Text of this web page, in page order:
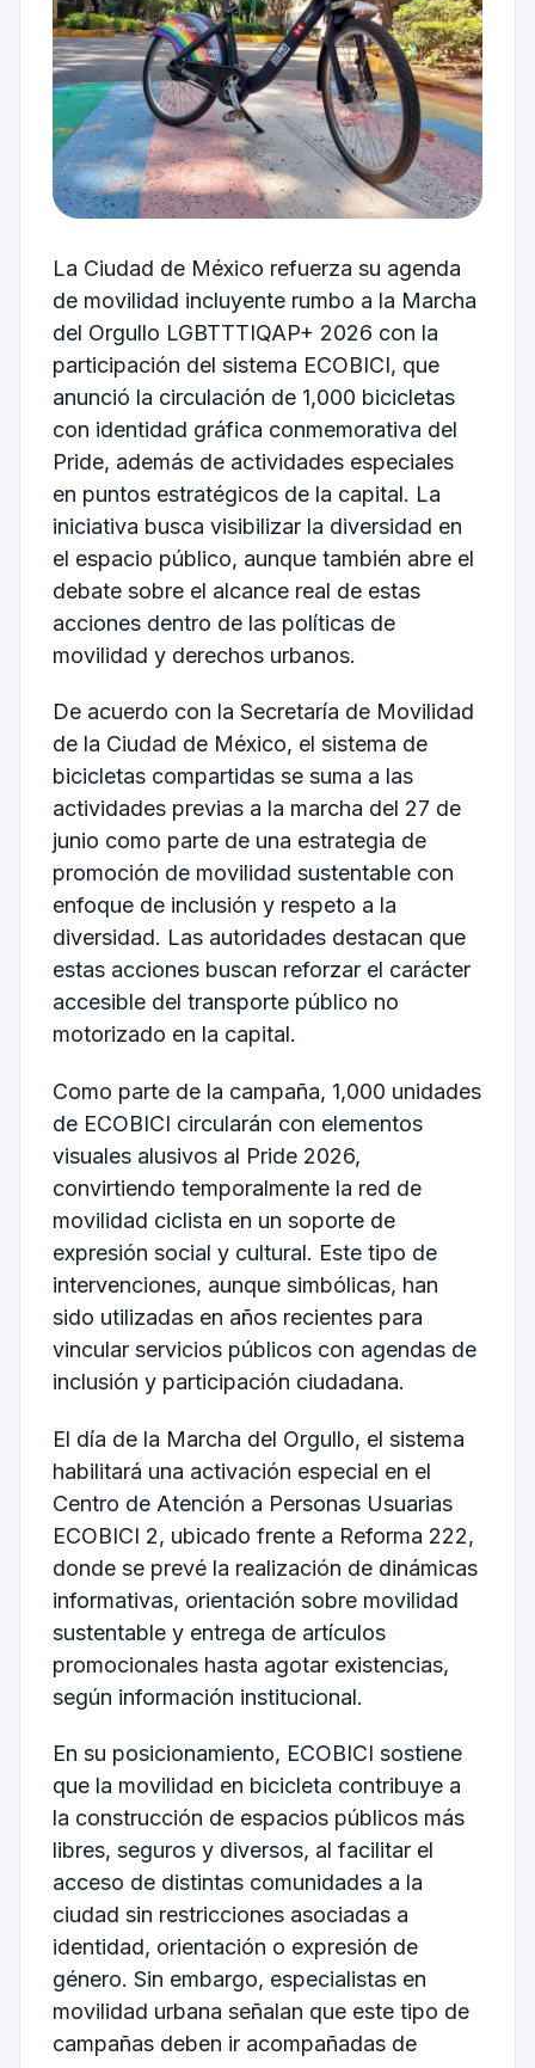
La Ciudad de México refuerza su agenda
de movilidad incluyente rumbo a la Marcha
del Orgullo LGBTTTIQAP+ 2026 con la
participación del sistema ECOBICI, que
anunció la circulación de 1,000 bicicletas
con identidad gráfica conmemorativa del
Pride, además de actividades especiales
en puntos estratégicos de la capital. La
iniciativa busca visibilizar la diversidad en
el espacio público, aunque también abre el
debate sobre el alcance real de estas
acciones dentro de las políticas de
movilidad y derechos urbanos.
De acuerdo con la Secretaría de Movilidad
de la Ciudad de México, el sistema de
bicicletas compartidas se suma a las
actividades previas a la marcha del 27 de
junio como parte de una estrategia de
promoción de movilidad sustentable con
enfoque de inclusión y respeto a la
diversidad. Las autoridades destacan que
estas acciones buscan reforzar el carácter
accesible del transporte público no
motorizado en la capital.
Como parte de la campaña, 1,000 unidades
de ECOBICI circularán con elementos
visuales alusivos al Pride 2026,
convirtiendo temporalmente la red de
movilidad ciclista en un soporte de
expresión social y cultural. Este tipo de
intervenciones, aunque simbólicas, han
sido utilizadas en años recientes para
vincular servicios públicos con agendas de
inclusión y participación ciudadana.
El día de la Marcha del Orgullo, el sistema
habilitará una activación especial en el
Centro de Atención a Personas Usuarias
ECOBICI 2, ubicado frente a Reforma 222,
donde se prevé la realización de dinámicas
informativas, orientación sobre movilidad
sustentable y entrega de artículos
promocionales hasta agotar existencias,
según información institucional.
En su posicionamiento, ECOBICI sostiene
que la movilidad en bicicleta contribuye a
la construcción de espacios públicos más
libres, seguros y diversos, al facilitar el
acceso de distintas comunidades a la
ciudad sin restricciones asociadas a
identidad, orientación o expresión de
género. Sin embargo, especialistas en
movilidad urbana señalan que este tipo de
campañas deben ir acompañadas de